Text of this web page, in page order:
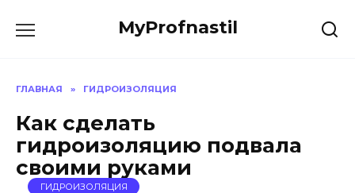
MyProfnastil
ГЛАВНАЯ » ГИДРОИЗОЛЯЦИЯ
Как сделать
гидроизоляцию подвала
своими руками
ГИДРОИЗОЛЯЦИЯ